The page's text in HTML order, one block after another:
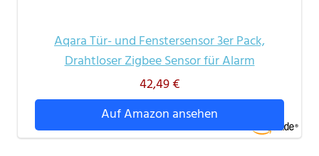
Aqara Tür- und Fenstersensor 3er Pack,
Drahtloser Zigbee Sensor für Alarm
42,49 €
Auf Amazon ansehen